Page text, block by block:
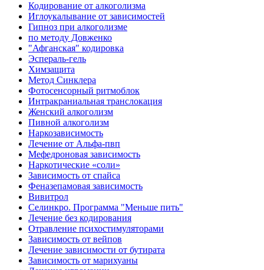
Кодирование от алкоголизма
Иглоукалывание от зависимостей
Гипноз при алкоголизме
по методу Довженко
"Афганская" кодировка
Эспераль-гель
Химзащита
Метод Синклера
Фотосенсорный ритмоблок
Интракраниальная транслокация
Женский алкоголизм
Пивной алкоголизм
Наркозависимость
Лечение от Альфа-пвп
Мефедроновая зависимость
Наркотические «соли»
Зависимость от спайса
Феназепамовая зависимость
Вивитрол
Селинкро. Программа "Меньше пить"
Лечение без кодирования
Отравление психостимуляторами
Зависимость от вейпов
Лечение зависимости от бутирата
Зависимость от марихуаны